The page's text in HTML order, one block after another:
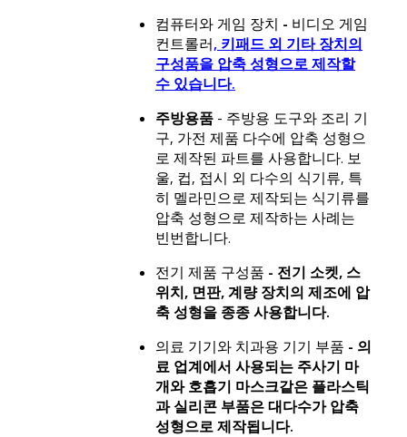
컴퓨터와 게임 장치 - 비디오 게임
컨트롤러, 키패드 외 기타 장치의
구성품을 압축 성형으로 제작할
수 있습니다.
주방용품 - 주방용 도구와 조리 기
구, 가전 제품 다수에 압축 성형으
로 제작된 파트를 사용합니다. 보
울, 컵, 접시 외 다수의 식기류, 특
히 멜라민으로 제작되는 식기류를
압축 성형으로 제작하는 사례는
빈번합니다.
전기 제품 구성품 - 전기 소켓, 스
위치, 면판, 계량 장치의 제조에 압
축 성형을 종종 사용합니다.
의료 기기와 치과용 기기 부품 - 의
료 업계에서 사용되는 주사기 마
개와 호흡기 마스크같은 플라스틱
과 실리콘 부품은 대다수가 압축
성형으로 제작됩니다.